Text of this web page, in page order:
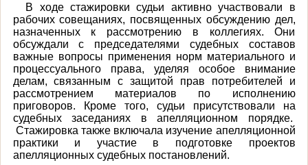
В ходе стажировки судьи активно участвовали в
рабочих совещаниях, посвященных обсуждению дел,
назначенных к рассмотрению в коллегиях. Они
обсуждали с председателями судебных составов
важные вопросы применения норм материального и
процессуального права, уделяя особое внимание
делам, связанным с защитой прав потребителей и
рассмотрением материалов по исполнению
приговоров. Кроме того, судьи присутствовали на
судебных заседаниях в апелляционном порядке.
Стажировка также включала изучение апелляционной
практики и участие в подготовке проектов
апелляционных судебных постановлений.